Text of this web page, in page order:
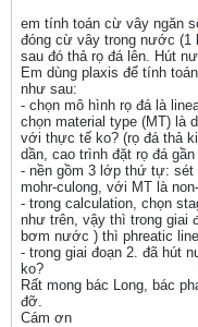
em tính toán cừ vây ngăn
đóng cừ vây trong nước (1
sau đó thả rọ đá lên. Hút
Em dùng plaxis để tính
như sau:
- chọn mô hình rọ đá là
chọn material type (MT) là
với thực tế ko? (rọ đá thả
dần, cao trình đặt rọ đá
- nền gồm 3 lớp thứ tự: sét
mohr-culong, với MT là
- trong calculation, chọn
như trên, vậy thì trong giai
bơm nước ) thì phreatic
- trong giai đoạn 2. đã hút
ko?
Rất mong bác Long, bác
đỡ.
Cám ơn